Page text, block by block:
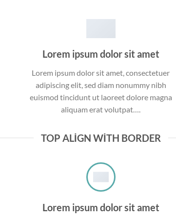
Lorem ipsum dolor sit amet
Lorem ipsum dolor sit amet, consectetuer
adipiscing elit, sed diam nonummy nibh
euismod tincidunt ut laoreet dolore magna
aliquam erat volutpat….
TOP ALIGN WITH BORDER
Lorem ipsum dolor sit amet